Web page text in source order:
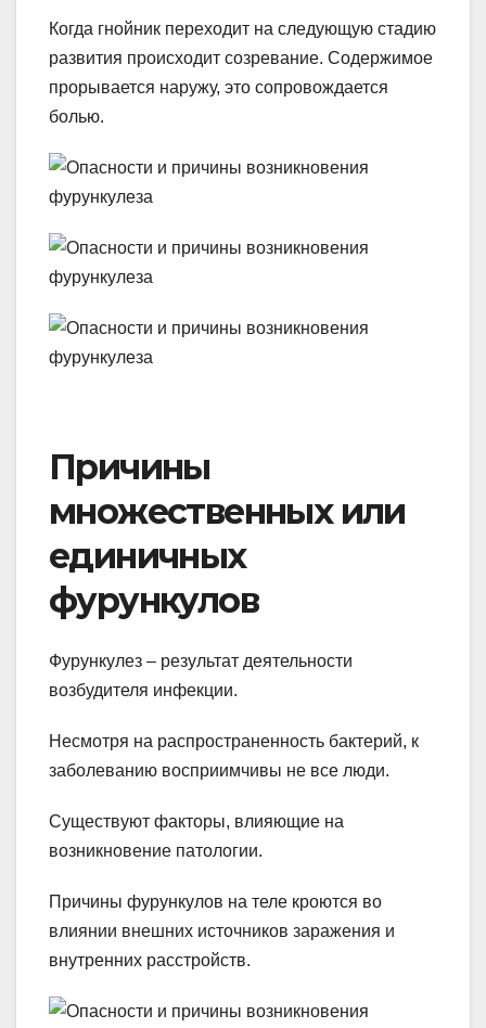
Когда гнойник переходит на следующую стадию
развития происходит созревание. Содержимое
прорывается наружу, это сопровождается
болью.
Причины
множественных или
единичных
фурункулов
Фурункулез – результат деятельности
возбудителя инфекции.
Несмотря на распространенность бактерий, к
заболеванию восприимчивы не все люди.
Существуют факторы, влияющие на
возникновение патологии.
Причины фурункулов на теле кроются во
влиянии внешних источников заражения и
внутренних расстройств.